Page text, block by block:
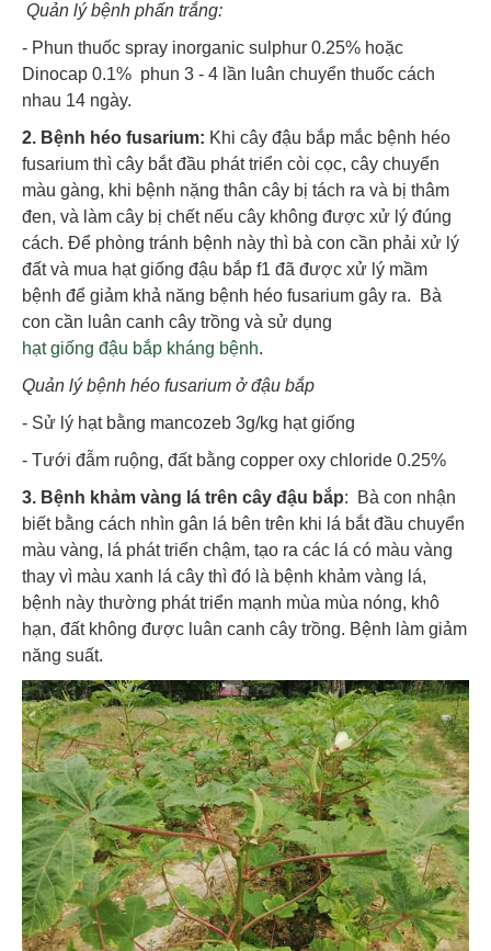
Quản lý bệnh phấn trắng:
- Phun thuốc spray inorganic sulphur 0.25% hoặc
Dinocap 0.1% phun 3 - 4 lần luân chuyển thuốc cách
nhau 14 ngày.
2. Bệnh héo fusarium: Khi cây đậu bắp mắc bệnh héo
fusarium thì cây bắt đầu phát triển còi cọc, cây chuyển
màu gàng, khi bệnh nặng thân cây bị tách ra và bị thâm
đen, và làm cây bị chết nếu cây không được xử lý đúng
cách. Để phòng tránh bệnh này thì bà con cần phải xử lý
đất và mua hạt giống đậu bắp f1 đã được xử lý mầm
bệnh để giảm khả năng bệnh héo fusarium gây ra. Bà
con cần luân canh cây trồng và sử dụng
hạt giống đậu bắp kháng bệnh.
Quản lý bệnh héo fusarium ở đậu bắp
- Sử lý hạt bằng mancozeb 3g/kg hạt giống
- Tưới đẫm ruộng, đất bằng copper oxy chloride 0.25%
3. Bệnh khảm vàng lá trên cây đậu bắp: Bà con nhận
biết bằng cách nhìn gân lá bên trên khi lá bắt đầu chuyển
màu vàng, lá phát triển chậm, tạo ra các lá có màu vàng
thay vì màu xanh lá cây thì đó là bệnh khảm vàng lá,
bệnh này thường phát triển mạnh mùa mùa nóng, khô
hạn, đất không được luân canh cây trồng. Bệnh làm giảm
năng suất.